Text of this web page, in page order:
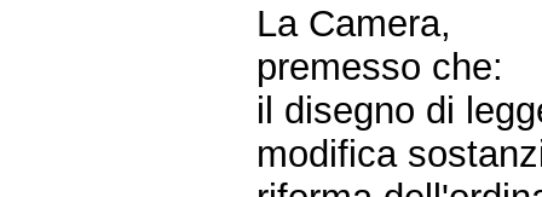
La Camera,
premesso che:
il disegno di
modifica